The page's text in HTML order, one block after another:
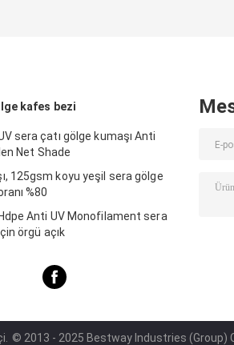
kafes bezi
sera çatı gölge kumaşı Anti
Net Shade
125gsm koyu yeşil sera gölge
%80
Anti UV Monofilament sera
örgü açık
© 2013 - 2025 Bestway Industries (Group)